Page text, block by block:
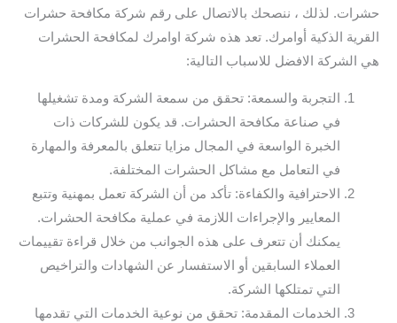
حشرات. لذلك ، ننصحك بالاتصال على رقم شركة مكافحة حشرات
القرية الذكية أوامرك. تعد هذه شركة اوامرك لمكافحة الحشرات
هي الشركة الافضل للاسباب التالية:
التجربة والسمعة: تحقق من سمعة الشركة ومدة تشغيلها
في صناعة مكافحة الحشرات. قد يكون للشركات ذات
الخبرة الواسعة في المجال مزايا تتعلق بالمعرفة والمهارة
في التعامل مع مشاكل الحشرات المختلفة.
الاحترافية والكفاءة: تأكد من أن الشركة تعمل بمهنية وتتبع
المعايير والإجراءات اللازمة في عملية مكافحة الحشرات.
يمكنك أن تتعرف على هذه الجوانب من خلال قراءة تقييمات
العملاء السابقين أو الاستفسار عن الشهادات والتراخيص
التي تمتلكها الشركة.
الخدمات المقدمة: تحقق من نوعية الخدمات التي تقدمها